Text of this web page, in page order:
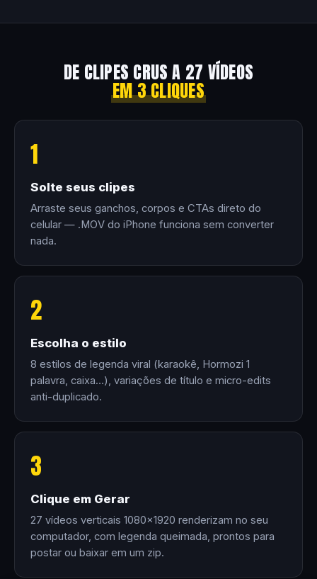
DE CLIPES CRUS A 27 VÍDEOS
EM 3 CLIQUES
1
Solte seus clipes
Arraste seus ganchos, corpos e CTAs direto do
celular — .MOV do iPhone funciona sem converter
nada.
2
Escolha o estilo
8 estilos de legenda viral (karaokê, Hormozi 1
palavra, caixa…), variações de título e micro-edits
anti-duplicado.
3
Clique em Gerar
27 vídeos verticais 1080×1920 renderizam no seu
computador, com legenda queimada, prontos para
postar ou baixar em um zip.